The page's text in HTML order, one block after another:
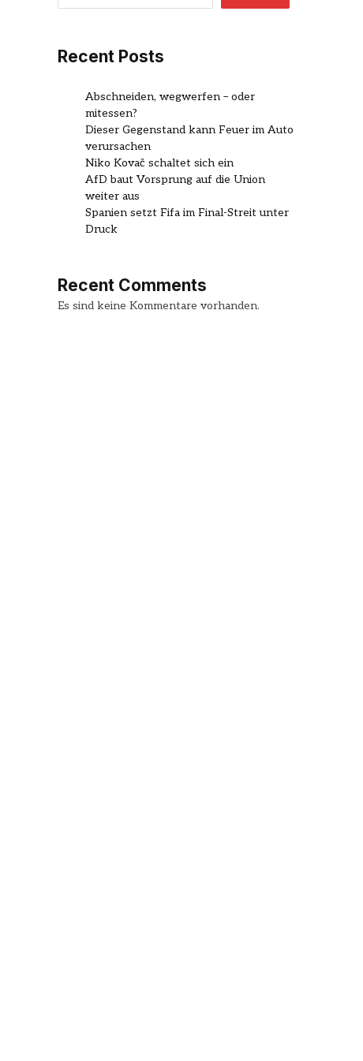
Recent Posts
Abschneiden, wegwerfen – oder
mitessen?
Dieser Gegenstand kann Feuer im Auto
verursachen
Niko Kovač schaltet sich ein
AfD baut Vorsprung auf die Union
weiter aus
Spanien setzt Fifa im Final-Streit unter
Druck
Recent Comments
Es sind keine Kommentare vorhanden.